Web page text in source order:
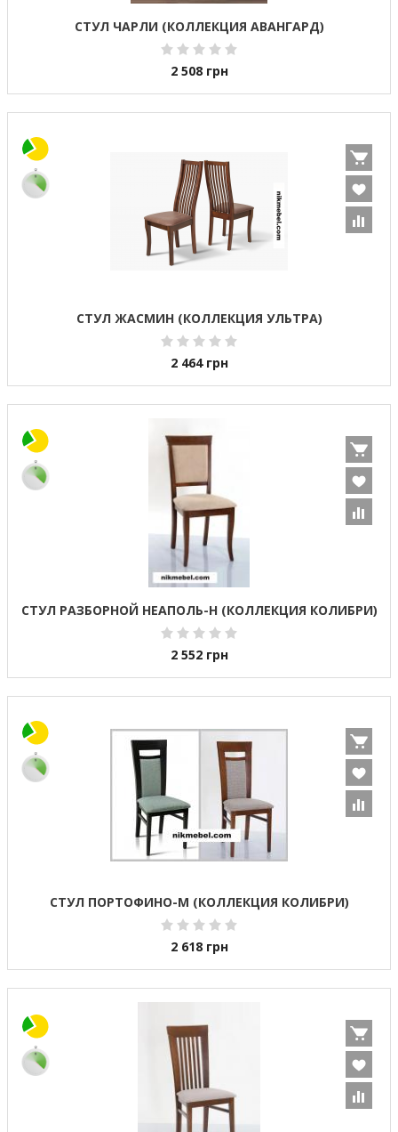
СТУЛ ЧАРЛИ (КОЛЛЕКЦИЯ АВАНГАРД)
2 508 грн
СТУЛ ЖАСМИН (КОЛЛЕКЦИЯ УЛЬТРА)
2 464 грн
СТУЛ РАЗБОРНОЙ НЕАПОЛЬ-Н (КОЛЛЕКЦИЯ КОЛИБРИ)
2 552 грн
СТУЛ ПОРТОФИНО-М (КОЛЛЕКЦИЯ КОЛИБРИ)
2 618 грн